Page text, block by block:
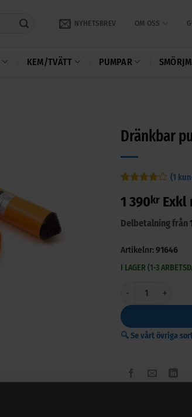
NYHETSBREV OM OSS
KEM/TVÄTT PUMPAR
Dränkbar
4av 5
baserat
på
kundrecension
(1
1 390 kr Exkl
Delbetalning från
Artikelnr:91646
I LAGER (1-3
Dränkbar pump –
🔍 Se vårt övriga